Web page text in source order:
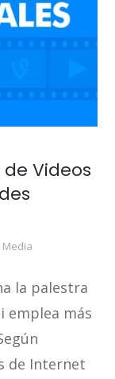
Videos
Media
la palestra
emplea más
de Internet